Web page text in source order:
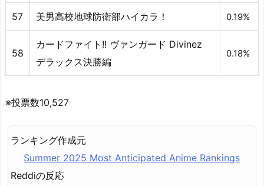
57 美男高校地球防衛部ハイカラ！ 0.19%
58
カードファイト!! ヴァンガード Divinez
デラックス決勝編
0.18%
※投票数10,527
ランキング作成元
Summer 2025 Most Anticipated Anime Rankings
Reddiの反応